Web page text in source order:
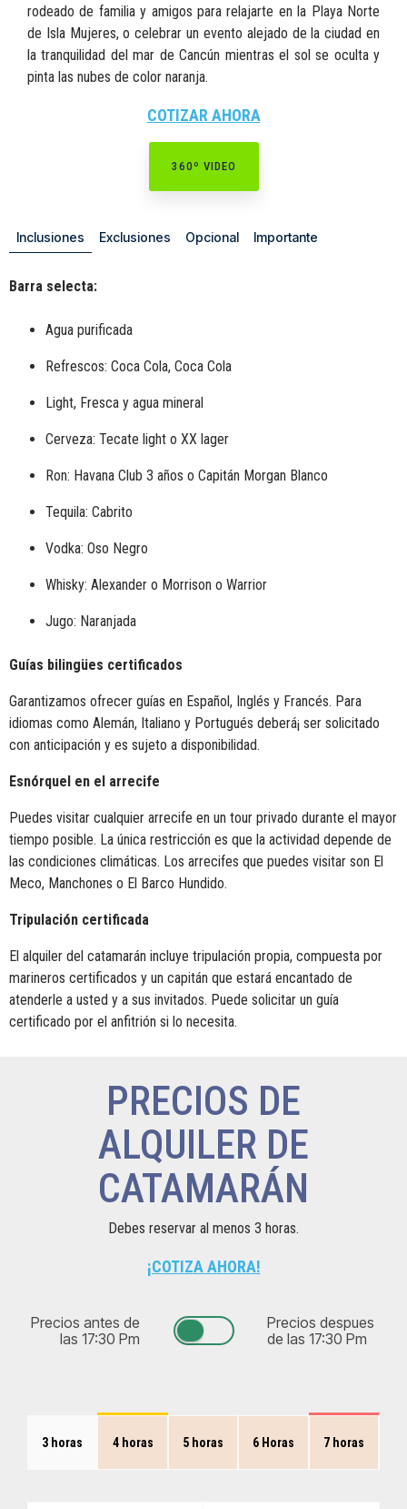
rodeado de familia y amigos para relajarte en la Playa Norte
de Isla Mujeres, o celebrar un evento alejado de la ciudad en
la tranquilidad del mar de Cancún mientras el sol se oculta y
pinta las nubes de color naranja.
COTIZAR AHORA
360º VIDEO
Inclusiones Exclusiones Opcional Importante
Barra selecta:
Agua purificada
Refrescos: Coca Cola, Coca Cola
Light, Fresca y agua mineral
Cerveza: Tecate light o XX lager
Ron: Havana Club 3 años o Capitán Morgan Blanco
Tequila: Cabrito
Vodka: Oso Negro
Whisky: Alexander o Morrison o Warrior
Jugo: Naranjada
Guías bilingües certificados
Garantizamos ofrecer guías en Español, Inglés y Francés. Para
idiomas como Alemán, Italiano y Portugués deberá¡ ser solicitado
con anticipación y es sujeto a disponibilidad.
Esnórquel en el arrecife
Puedes visitar cualquier arrecife en un tour privado durante el mayor
tiempo posible. La única restricción es que la actividad depende de
las condiciones climáticas. Los arrecifes que puedes visitar son El
Meco, Manchones o El Barco Hundido.
Tripulación certificada
El alquiler del catamarán incluye tripulación propia, compuesta por
marineros certificados y un capitán que estará encantado de
atenderle a usted y a sus invitados. Puede solicitar un guía
certificado por el anfitrión si lo necesita.
PRECIOS DE
ALQUILER DE
CATAMARÁN
Debes reservar al menos 3 horas.
¡COTIZA AHORA!
Precios antes de
las 17:30 Pm
Precios despues
de las 17:30 Pm
3 horas 4 horas 5 horas 6 Horas 7 horas